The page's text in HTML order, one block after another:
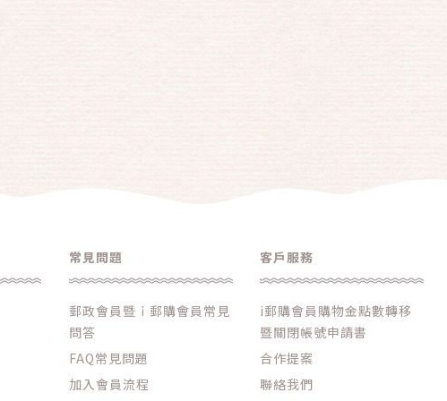
常見問題
郵政會員暨ｉ郵購會員常見
問答
FAQ常見問題
加入會員流程
客戶服務
i郵購會員購物金點數轉移
暨關閉帳號申請書
合作提案
聯絡我們